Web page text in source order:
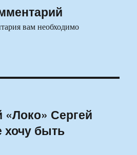
вам необходимо
Сергей
хочу быть